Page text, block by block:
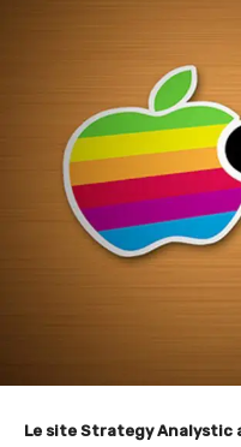
Le site Strategy Analystic